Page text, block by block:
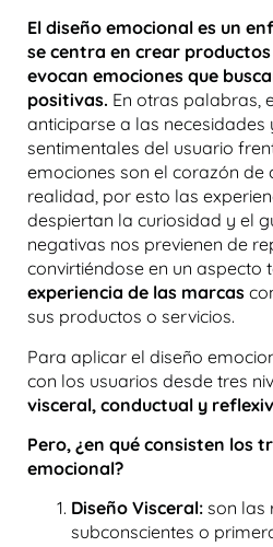
El diseño emocional es un
se centra en crear
evocan emociones que
positivas. En otras palabras,
anticiparse a las necesidades
sentimentales del usuario
emociones son el corazón
realidad, por esto las
despiertan la curiosidad y el
negativas nos previenen de
convirtiéndose en un
experiencia de las marcas
sus productos o servicios.
Para aplicar el diseño
con los usuarios desde tres
visceral, conductual y
Pero, ¿en qué consisten los
emocional?
Diseño Visceral: son las
subconscientes o